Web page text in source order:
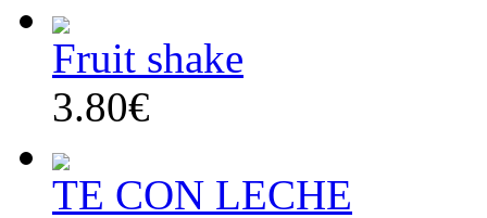
Fruit shake
3.80€
TE CON LECHE